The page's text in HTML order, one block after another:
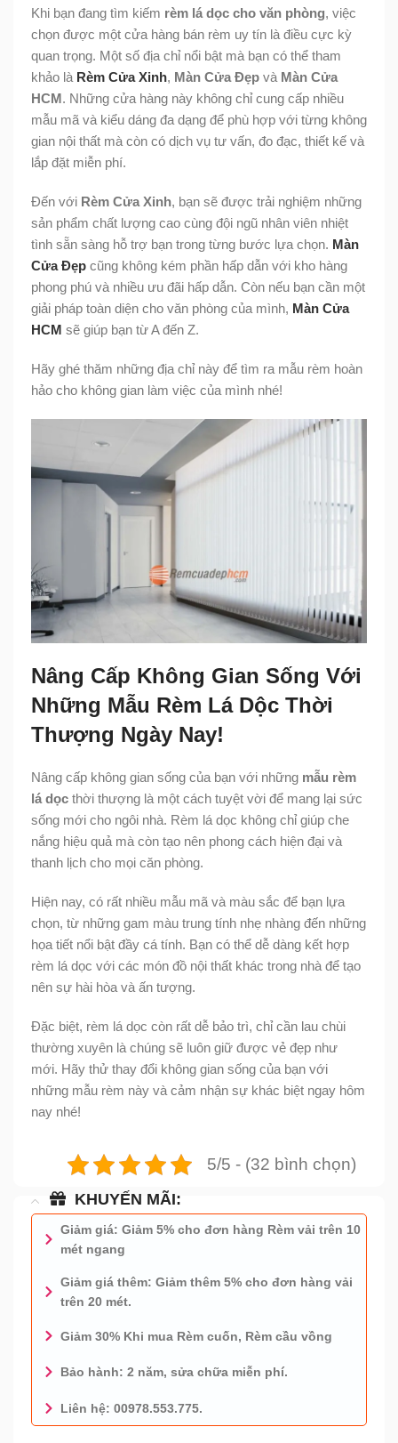
Khi bạn đang tìm kiếm rèm lá dọc cho văn phòng, việc
chọn được một cửa hàng bán rèm uy tín là điều cực kỳ
quan trọng. Một số địa chỉ nổi bật mà bạn có thể tham
khảo là Rèm Cửa Xinh, Màn Cửa Đẹp và Màn Cửa
HCM. Những cửa hàng này không chỉ cung cấp nhiều
mẫu mã và kiểu dáng đa dạng để phù hợp với từng không
gian nội thất mà còn có dịch vụ tư vấn, đo đạc, thiết kế và
lắp đặt miễn phí.
Đến với Rèm Cửa Xinh, bạn sẽ được trải nghiệm những
sản phẩm chất lượng cao cùng đội ngũ nhân viên nhiệt
tình sẵn sàng hỗ trợ bạn trong từng bước lựa chọn. Màn
Cửa Đẹp cũng không kém phần hấp dẫn với kho hàng
phong phú và nhiều ưu đãi hấp dẫn. Còn nếu bạn cần một
giải pháp toàn diện cho văn phòng của mình, Màn Cửa
HCM sẽ giúp bạn từ A đến Z.
Hãy ghé thăm những địa chỉ này để tìm ra mẫu rèm hoàn
hảo cho không gian làm việc của mình nhé!
Nâng Cấp Không Gian Sống Với
Những Mẫu Rèm Lá Dộc Thời
Thượng Ngày Nay!
Nâng cấp không gian sống của bạn với những mẫu rèm
lá dọc thời thượng là một cách tuyệt vời để mang lại sức
sống mới cho ngôi nhà. Rèm lá dọc không chỉ giúp che
nắng hiệu quả mà còn tạo nên phong cách hiện đại và
thanh lịch cho mọi căn phòng.
Hiện nay, có rất nhiều mẫu mã và màu sắc để bạn lựa
chọn, từ những gam màu trung tính nhẹ nhàng đến những
họa tiết nổi bật đầy cá tính. Bạn có thể dễ dàng kết hợp
rèm lá dọc với các món đồ nội thất khác trong nhà để tạo
nên sự hài hòa và ấn tượng.
Đặc biệt, rèm lá dọc còn rất dễ bảo trì, chỉ cần lau chùi
thường xuyên là chúng sẽ luôn giữ được vẻ đẹp như
mới. Hãy thử thay đổi không gian sống của bạn với
những mẫu rèm này và cảm nhận sự khác biệt ngay hôm
nay nhé!
5/5 - (32 bình chọn)
KHUYẾN MÃI:
Giảm giá: Giảm 5% cho đơn hàng Rèm vải trên 10
mét ngang
Giảm giá thêm: Giảm thêm 5% cho đơn hàng vải
trên 20 mét.
Giảm 30% Khi mua Rèm cuốn, Rèm cầu vồng
Bảo hành: 2 năm, sửa chữa miễn phí.
Liên hệ: 00978.553.775.
0978.553.775 - TƯ VẤN MIỄN PHÍ